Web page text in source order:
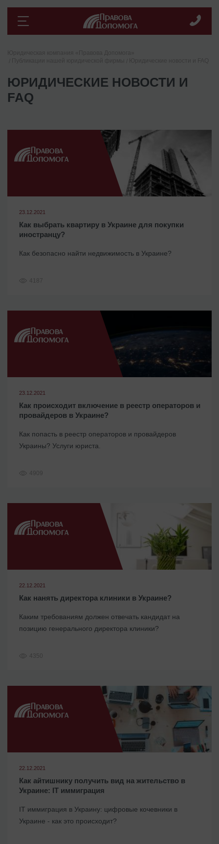
ЮРИДИЧЕСКИЕ НОВОСТИ И
FAQ
23.12.2021
Как выбрать квартиру в Украине для покупки
иностранцу?
Как безопасно найти недвижимость в Украине?
4187
23.12.2021
Как происходит включение в реестр операторов и
провайдеров в Украине?
Как попасть в реестр операторов и провайдеров
Украины? Услуги юриста.
4909
22.12.2021
Как нанять директора клиники в Украине?
Каким требованиям должен отвечать кандидат на
позицию генерального директора клиники?
4350
22.12.2021
Как айтишнику получить вид на жительство в
Украине: IT иммиграция
IT иммиграция в Украину: цифровые кочевники в
Украине - как это происходит?